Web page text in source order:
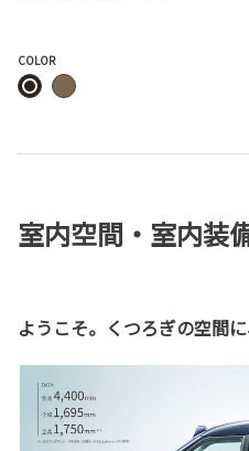
COLOR
室内空間・室内装
ようこそ。くつろぎの空間